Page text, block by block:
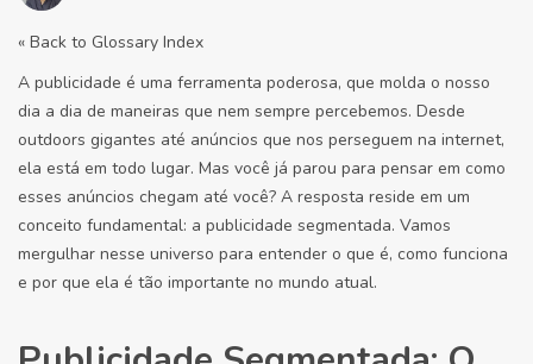
« Back to Glossary Index
A publicidade é uma ferramenta poderosa, que molda o nosso
dia a dia de maneiras que nem sempre percebemos. Desde
outdoors gigantes até anúncios que nos perseguem na internet,
ela está em todo lugar. Mas você já parou para pensar em como
esses anúncios chegam até você? A resposta reside em um
conceito fundamental: a publicidade segmentada. Vamos
mergulhar nesse universo para entender o que é, como funciona
e por que ela é tão importante no mundo atual.